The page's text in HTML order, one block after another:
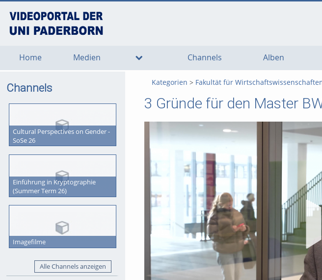
Home Medien Channels Alben
Channels
Cultural Perspectives on Gender -
SoSe 26
Einführung in Kryptographie
(Summer Term 26)
Imagefilme
Alle Channels anzeigen
Kategorien Fakultät für
3 Gründe für den Master